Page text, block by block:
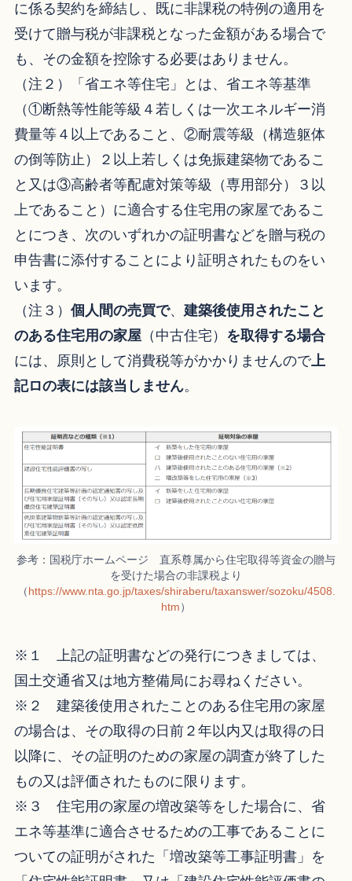
に係る契約を締結し、既に非課税の特例の適用を
受けて贈与税が非課税となった金額がある場合で
も、その金額を控除する必要はありません。
（注２）「省エネ等住宅」とは、省エネ等基準
（①断熱等性能等級４若しくは一次エネルギー消
費量等４以上であること、②耐震等級（構造躯体
の倒等防止）２以上若しくは免振建築物であるこ
と又は③高齢者等配慮対策等級（専用部分）３以
上であること）に適合する住宅用の家屋であるこ
とにつき、次のいずれかの証明書などを贈与税の
申告書に添付することにより証明されたものをい
います。
（注３） 個人間の売買で、 建築後使用されたこと
のある住宅用の家屋（中古住宅）
を取得する場合
には、原則として消費税等がかかりませんので上
記ロの表には該当しません。
参考：国税庁ホームページ 直系尊属から住宅取得等資金の贈与
を受けた場合の非課税より
（https://www.nta.go.jp/taxes/shiraberu/taxanswer/sozoku/4508.
htm）
※１ 上記の証明書などの発行につきましては、
国土交通省又は地方整備局にお尋ねください。
※２ 建築後使用されたことのある住宅用の家屋
の場合は、その取得の日前２年以内又は取得の日
以降に、その証明のための家屋の調査が終了した
もの又は評価されたものに限ります。
※３ 住宅用の家屋の増改築等をした場合に、省
エネ等基準に適合させるための工事であることに
ついての証明がされた「増改築等工事証明書」を